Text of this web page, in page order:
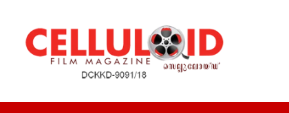
content
celluloid